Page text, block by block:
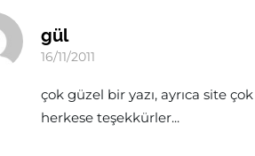
gül
16/11/2011
çok güzel bir yazı, ayrıca site
herkese teşekkürler...